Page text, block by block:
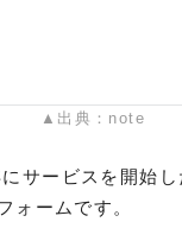
▲出典：note
サービスを開始
ォームです。